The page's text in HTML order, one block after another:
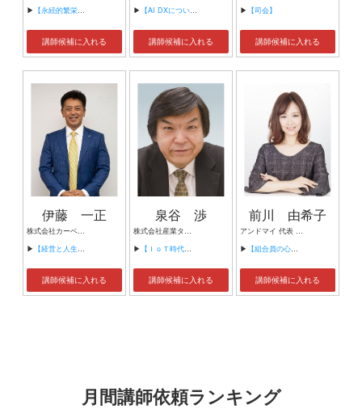
▶ 【永続的繁栄の組織づくり】
講師候補に入れる
▶ 【AI DXについて】
講師候補に入れる
▶ 【司会】
講師候補に入れる
伊藤 一正
株式会社カーベル代表取締役社長 プロレスラーカーベル伊藤
▶ 【経営と人生がHappyになる3つのキーワード】
講師候補に入れる
泉谷 渉
株式会社産業タイムズ社 代表取締役会長 半導体産業新聞 特別編集委員
▶ 【ＩｏＴ時代にニッポンの製造業が一気に抜け出す！！ ～世界トップシェアのセンサーとロボットで戦え！】
講師候補に入れる
前川 由希子
アンドマイ 代表 組織活性化コンサルタント
▶ 【組合員の心をぐっと掴むコミュニケーション術～組合員が「あなたが言うなら」と動き出す３ステップ～】
講師候補に入れる
月間講師依頼ランキング